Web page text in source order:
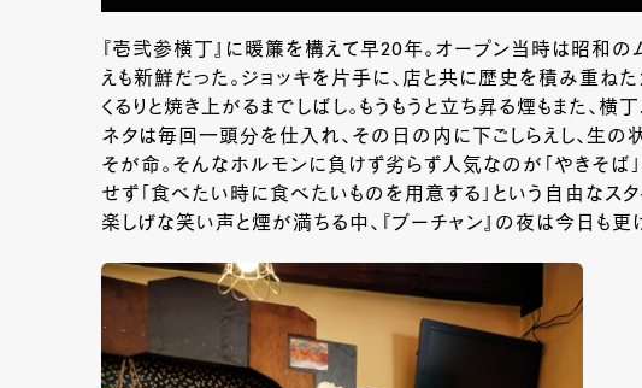
『壱弐参横丁』に暖簾を構えて早20年。オープン当時は昭和の
えも新鮮だった。ジョッキを片手に、店と共に歴史を積み重ね
くるりと焼き上がるまでしばし。もうもうと立ち昇る煙もまた、横
ネタは毎回一頭分を仕入れ、その日の内に下ごしらえし、生の
そが命。そんなホルモンに負けず劣らず人気なのが「やきそば
せず「食べたい時に食べたいものを用意する」という自由なスタ
楽しげな笑い声と煙が満ちる中、『ブーチャン』の夜は今日も更